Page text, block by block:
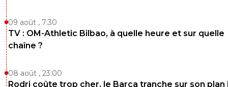
09 août , 7:30
TV : OM-Athletic Bilbao, à quelle heure et sur quelle
chaîne ?
08 août , 23:00
Rodri coûte trop cher, le Barça tranche sur son plan